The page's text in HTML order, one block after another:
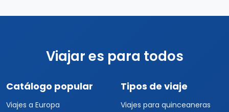
Viajar es para todos
Catálogo popular
Viajes a Europa
Tipos de viaje
Viajes para quinceaneras